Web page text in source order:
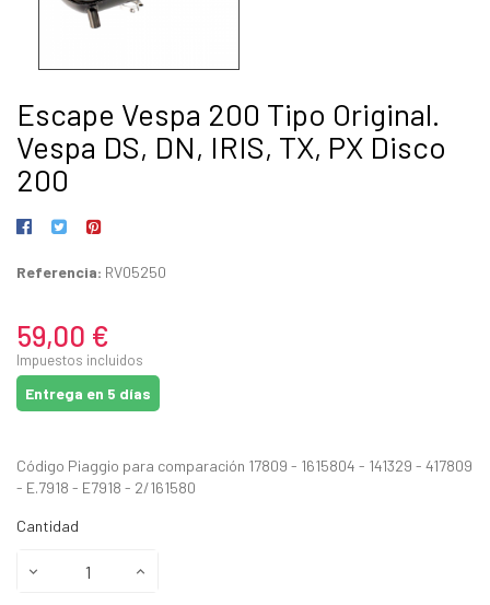
Escape Vespa 200 Tipo Original.
Vespa DS, DN, IRIS, TX, PX Disco
200
Referencia: RV05250
59,00 €
Impuestos incluidos
Entrega en 5 días
Código Piaggio para comparación 17809 - 1615804 - 141329 - 417809
- E.7918 - E7918 - 2/161580
Cantidad